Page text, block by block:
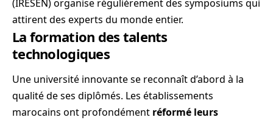
(IRESEN) organise régulièrement des symposiums qui
attirent des experts du monde entier.
La formation des talents
technologiques
Une université innovante se reconnaît d’abord à la
qualité de ses diplômés. Les établissements
marocains ont profondément réformé leurs